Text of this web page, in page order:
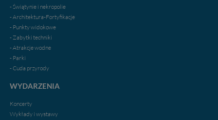
- Świątynie i nekropolie
- Architektura-Fortyfikacje
- Punkty widokowe
- Zabytki techniki
- Atrakcje wodne
- Parki
- Cuda przyrody
WYDARZENIA
Koncerty
Wykłady i wystawy
Administratorem Twoich danych jest firma: Media
Lokalne Karol Soberski, z siedzibą w Gnieźnie, na os.
Piastowskim 10B/10. Możesz z nami skontaktować się
za pośrednictwem tej
danych, zażądać ich poprawienia lub usunięcia,
zawsze jest możliwe techniczne zrealizowanie Twoich
cookies. Twoja przeglądarka umożliwia Ci skasowanie
tych plików - w pewnych przypadkach nie możemy tego